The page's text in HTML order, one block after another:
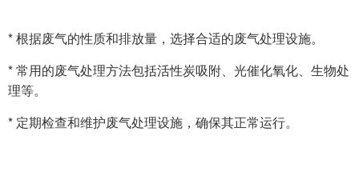
* 根据废气的性质和排放量，选择合适的废气处理设施。
* 常用的废气处理方法包括活性炭吸附、光催化氧化、生物处
理等。
* 定期检查和维护废气处理设施，确保其正常运行。